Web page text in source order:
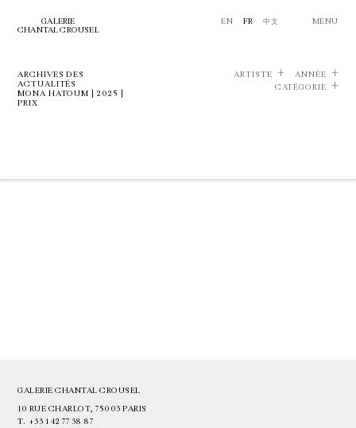
GALERIE
CHANTAL CROUSEL
EN FR 中文 MENU
ARCHIVES DES
ACTUALITÉS
MONA HATOUM | 2025 |
PRIX
ARTISTE
ANNÉE
CATÉGORIE
GALERIE CHANTAL CROUSEL
10 RUE CHARLOT, 75003 PARIS
T. +33 1 42 77 38 87